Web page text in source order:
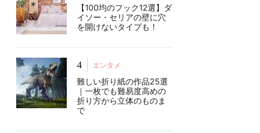
【100均のフック12選】ダ
イソー・セリアの壁に穴
を開けないタイプも！
4 エンタメ
難しい折り紙の作品25選
｜一枚でも難易度高めの
折り方から立体のものま
で